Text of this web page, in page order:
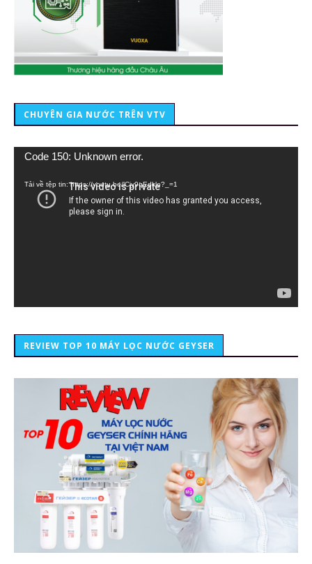
CHUYÊN GIA NƯỚC TRÊN VTV
Trình
Code 150: Unknown error.
Tải về tệp tin: https://youtu.be/lCiy9qEdklo?_=1
REVIEW TOP 10 MÁY LỌC NƯỚC GEYSER